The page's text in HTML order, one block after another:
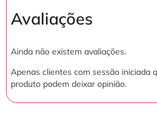
Avaliações
Ainda não existem avaliações.
Apenas clientes com sessão iniciada
produto podem deixar opinião.